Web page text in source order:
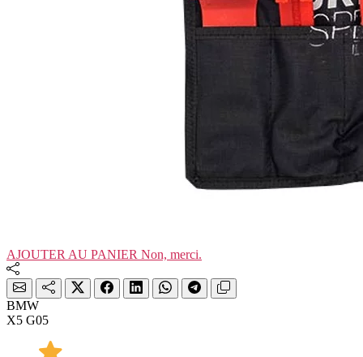
AJOUTER AU PANIER Non, merci.
BMW
X5 G05